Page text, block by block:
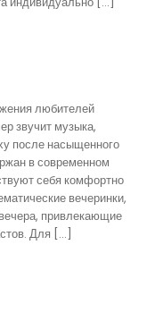
любителей
звучит музыка,
после насыщенного
в современном
себя комфортно
вечеринки,
привлекающие
Для […]